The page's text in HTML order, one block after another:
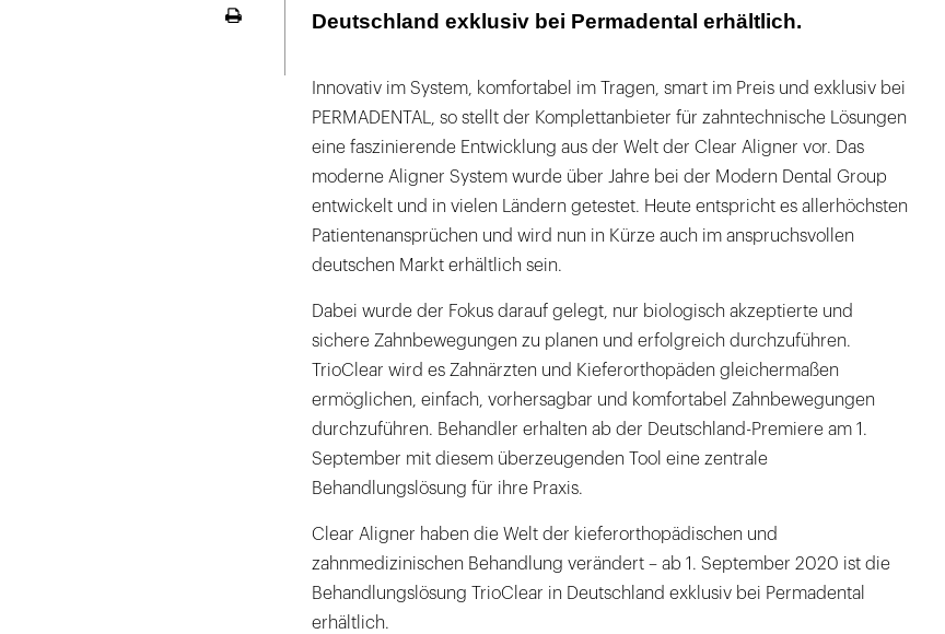
Deutschland exklusiv bei Permadental erhältlich.
Innovativ im System, komfortabel im Tragen, smart im Preis und exklusiv bei
PERMADENTAL, so stellt der Komplettanbieter für zahntechnische Lösungen
eine faszinierende Entwicklung aus der Welt der Clear Aligner vor. Das
moderne Aligner System wurde über Jahre bei der Modern Dental Group
entwickelt und in vielen Ländern getestet. Heute entspricht es allerhöchsten
Patientenansprüchen und wird nun in Kürze auch im anspruchsvollen
deutschen Markt erhältlich sein.
Dabei wurde der Fokus darauf gelegt, nur biologisch akzeptierte und
sichere Zahnbewegungen zu planen und erfolgreich durchzuführen.
TrioClear wird es Zahnärzten und Kieferorthopäden gleichermaßen
ermöglichen, einfach, vorhersagbar und komfortabel Zahnbewegungen
durchzuführen. Behandler erhalten ab der Deutschland-Premiere am 1.
September mit diesem überzeugenden Tool eine zentrale
Behandlungslösung für ihre Praxis.
Clear Aligner haben die Welt der kieferorthopädischen und
zahnmedizinischen Behandlung verändert – ab 1. September 2020 ist die
Behandlungslösung TrioClear in Deutschland exklusiv bei Permadental
erhältlich.